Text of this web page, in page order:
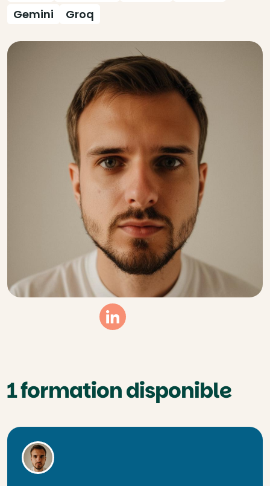
Gemini
Groq
Linkedin
1 formation disponible